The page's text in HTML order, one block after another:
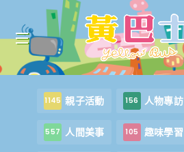
1145 親子活動 156 人物專訪
557 人間美事 105 趣味學習